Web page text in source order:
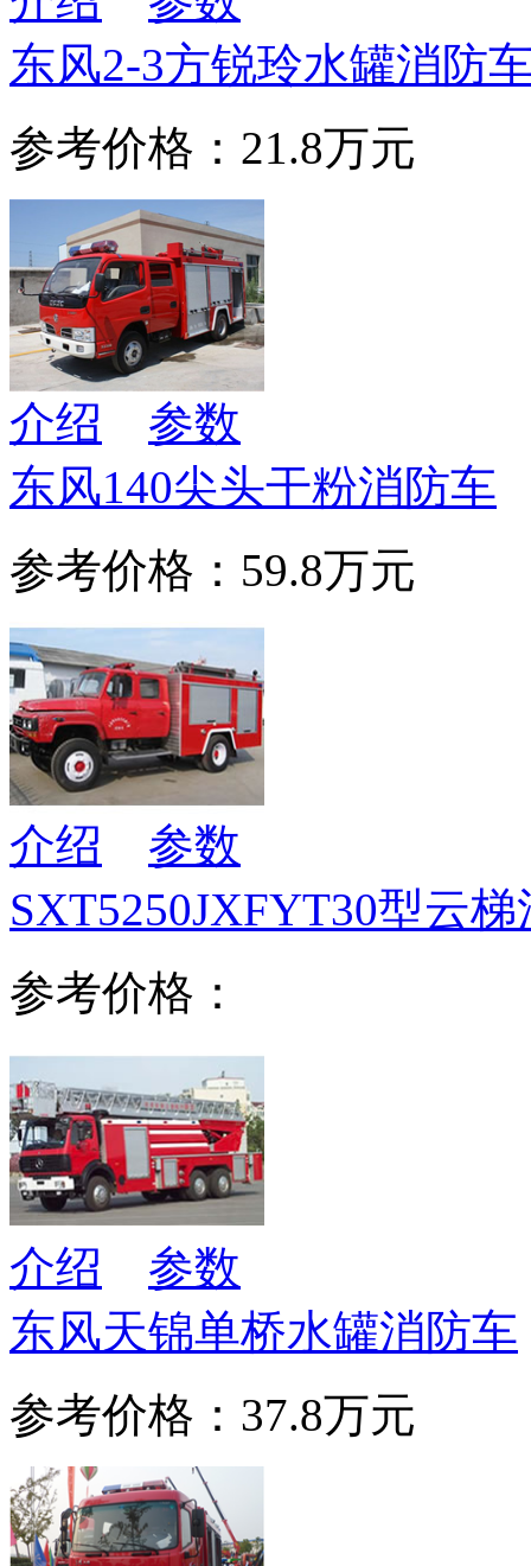
东风2-3方锐玲水罐消防
参考价格：21.8万元
介绍
参数
东风140尖头干粉消防车
参考价格：59.8万元
介绍
参数
SXT5250JXFYT30型云
参考价格：
介绍
参数
东风天锦单桥水罐消防车
参考价格：37.8万元